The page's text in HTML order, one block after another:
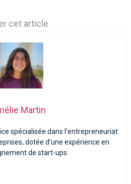
cet article
Martin
spécialisée dans l’entrepreneuriat
dotée d’une expérience en
de start-ups.